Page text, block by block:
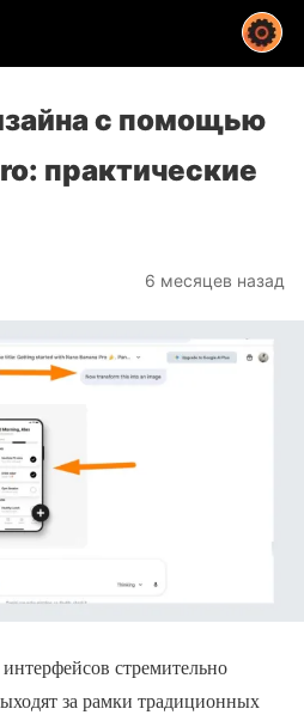
с помощью
практические
6 месяцев назад
стремительно
за рамки традиционных